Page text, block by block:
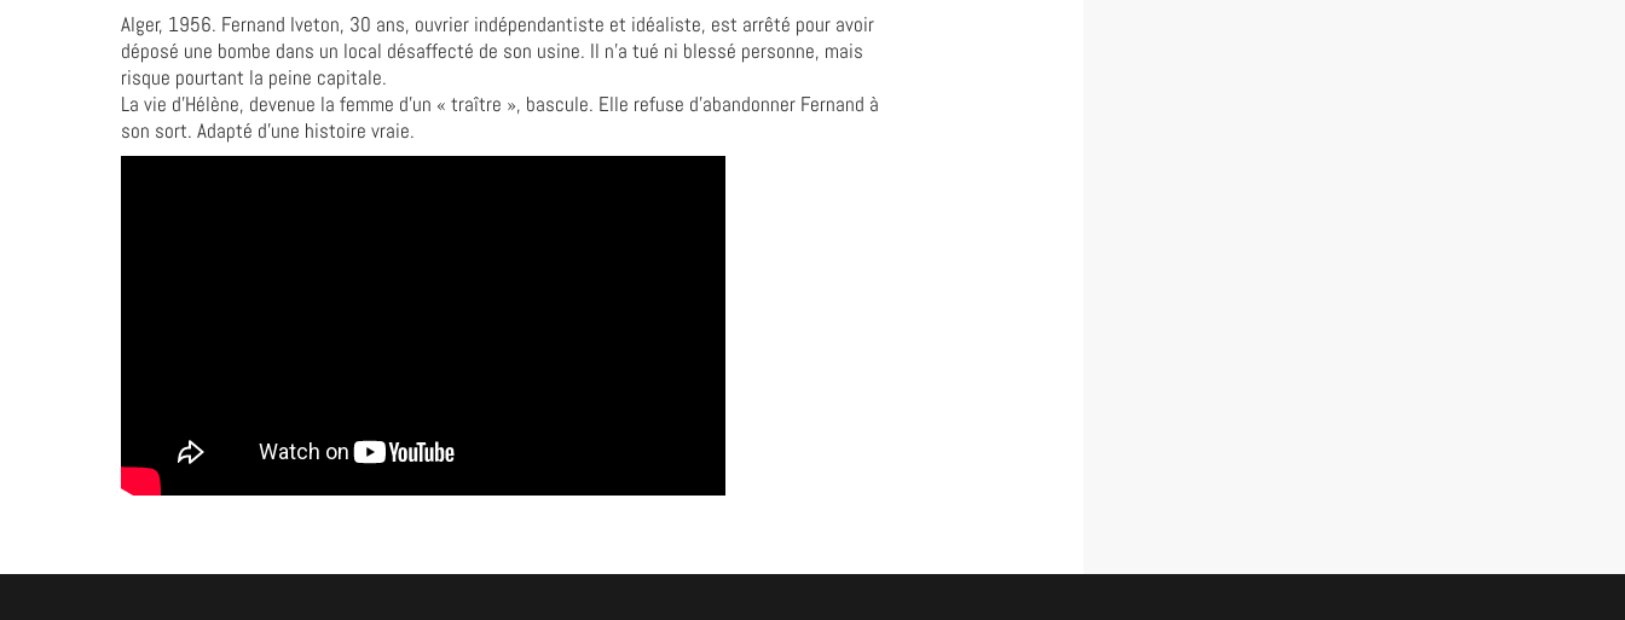
Alger, 1956. Fernand Iveton, 30 ans, ouvrier indépendantiste et idéaliste, est arrêté pour avoir
déposé une bombe dans un local désaffecté de son usine. Il n’a tué ni blessé personne, mais
risque pourtant la peine capitale.
La vie d’Hélène, devenue la femme d’un « traître », bascule. Elle refuse d’abandonner Fernand à
son sort. Adapté d’une histoire vraie.